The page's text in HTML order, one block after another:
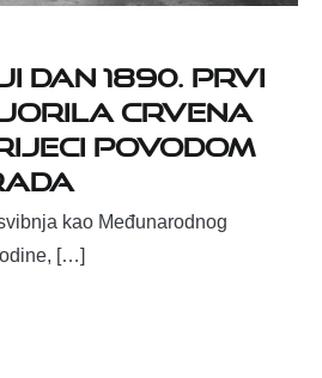
dan 1890. prvi
crvena
povodom
kao Međunarodnog
[…]